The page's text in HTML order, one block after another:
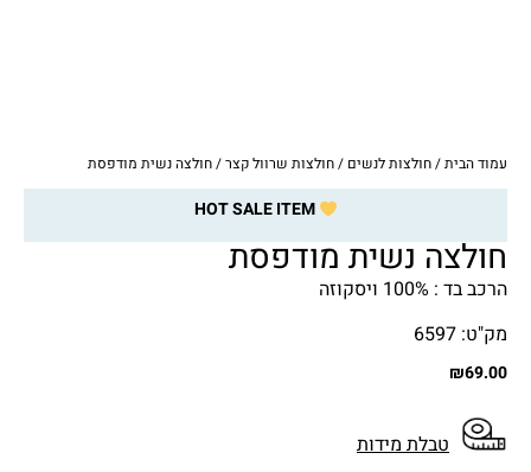
עמוד הבית/חולצות לנשים /חולצות שרוול קצר/ חולצה נשית מודפסת
HOT SALE ITEM
חולצה נשית מודפסת
הרכב בד : 100% ויסקוזה
מק"ט: 6597
₪69.00
טבלת מידות